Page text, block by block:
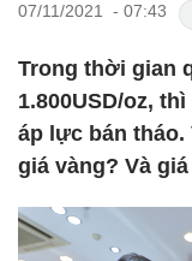
07/11/2021 - 07:43
Trong thời gian
1.800USD/oz,
áp lực bán tháo.
giá vàng? Và